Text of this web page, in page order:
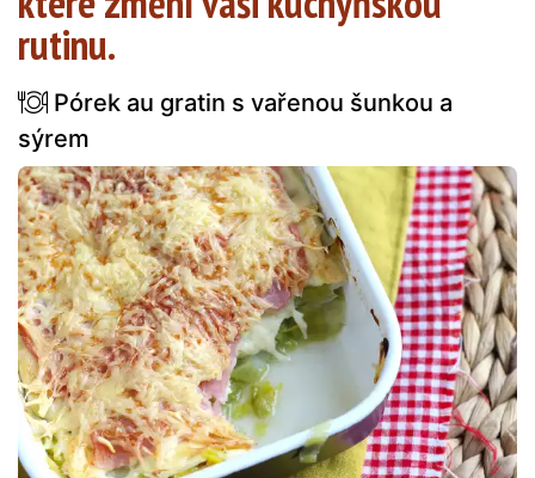
rutinu.
Pórek au gratin s vařenou šunkou a
sýrem